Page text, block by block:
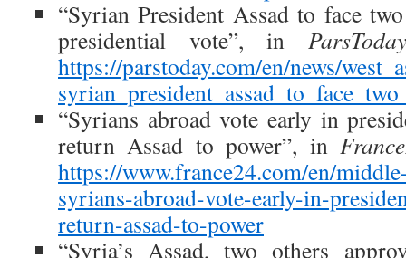
“Syrian President Assad to face
presidential vote”, in ParsToday
https://parstoday.com/en/news/
“Syrians abroad vote early in
return Assad to power”, in
https://www.france24.com/en/
syrians-abroad-vote-early-in-
return-assad-to-power
“Syria’s Assad, two others